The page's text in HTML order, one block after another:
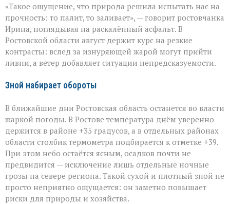
на
Дону:
между
зноем
и
грозами
«Такое ощущение, что природа решила испытать нас на
прочность: то палит, то заливает», — говорит ростовчанка
Ирина, поглядывая на раскалённый асфальт. В
Ростовской области август держит курс на резкие
контрасты: вслед за изнуряющей жарой могут прийти
ливни, а ветер добавляет ситуации непредсказуемости.
Зной набирает обороты
В ближайшие дни Ростовская область останется во власти
жаркой погоды. В Ростове температура днём уверенно
держится в районе +35 градусов, а в отдельных районах
области столбик термометра подбирается к отметке +39.
При этом небо остаётся ясным, осадков почти не
предвидится — исключение лишь отдельные ночные
грозы на севере региона. Такой сухой и плотный зной не
просто неприятно ощущается: он заметно повышает
риски для природы и хозяйства.